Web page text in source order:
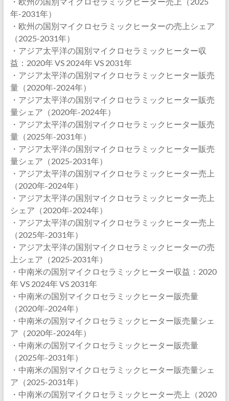
年-2031年）
・欧州の国別マイクロセラミックヒーターの売上シェア
（2025-2031年）
・アジア太平洋の国別マイクロセラミックヒーター収
益：2020年 VS 2024年 VS 2031年
・アジア太平洋の国別マイクロセラミックヒーター販売
量（2020年-2024年）
・アジア太平洋の国別マイクロセラミックヒーター販売
量シェア（2020年-2024年）
・アジア太平洋の国別マイクロセラミックヒーター販売
量（2025年-2031年）
・アジア太平洋の国別マイクロセラミックヒーター販売
量シェア（2025-2031年）
・アジア太平洋の国別マイクロセラミックヒーター売上
（2020年-2024年）
・アジア太平洋の国別マイクロセラミックヒーター売上
シェア（2020年-2024年）
・アジア太平洋の国別マイクロセラミックヒーター売上
（2025年-2031年）
・アジア太平洋の国別マイクロセラミックヒーターの売
上シェア（2025-2031年）
・中南米の国別マイクロセラミックヒーター収益：2020
年 VS 2024年 VS 2031年
・中南米の国別マイクロセラミックヒーター販売量
（2020年-2024年）
・中南米の国別マイクロセラミックヒーター販売量シェ
ア（2020年-2024年）
・中南米の国別マイクロセラミックヒーター販売量
（2025年-2031年）
・中南米の国別マイクロセラミックヒーター販売量シェ
ア（2025-2031年）
・中南米の国別マイクロセラミックヒーター売上（2020